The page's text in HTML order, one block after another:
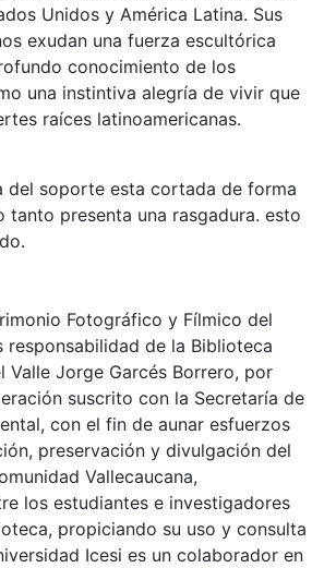
Unidos y América Latina. Sus
exudan una fuerza escultórica
conocimiento de los
una instintiva alegría de vivir que
raíces latinoamericanas.
del soporte esta cortada de forma
tanto presenta una rasgadura. esto
Fotográfico y Fílmico del
responsabilidad de la Biblioteca
Valle Jorge Garcés Borrero, por
suscrito con la Secretaría de
con el fin de aunar esfuerzos
preservación y divulgación del
Vallecaucana,
los estudiantes e investigadores
propiciando su uso y consulta
Icesi es un colaborador en